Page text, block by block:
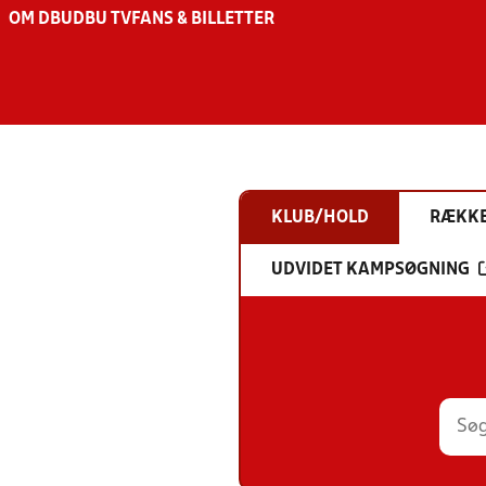
OM DBU DBU TV FANS & BILLETTER
KLUB/HOLD
UDVIDET KAMPSØGNING